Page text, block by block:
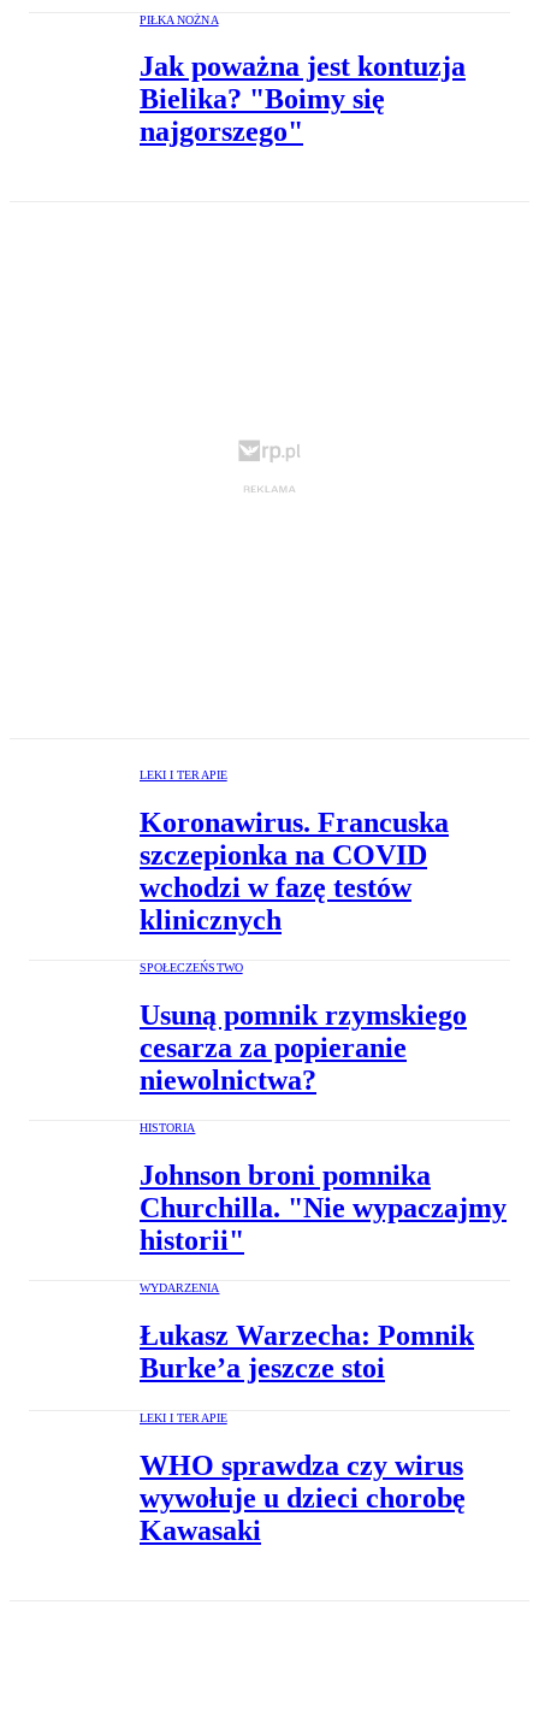
PIŁKA NOŻNA
Jak poważna jest kontuzja
Bielika? "Boimy się
najgorszego"
LEKI I TERAPIE
Koronawirus. Francuska
szczepionka na COVID
wchodzi w fazę testów
klinicznych
SPOŁECZEŃSTWO
Usuną pomnik rzymskiego
cesarza za popieranie
niewolnictwa?
HISTORIA
Johnson broni pomnika
Churchilla. "Nie wypaczajmy
historii"
WYDARZENIA
Łukasz Warzecha: Pomnik
Burke’a jeszcze stoi
LEKI I TERAPIE
WHO sprawdza czy wirus
wywołuje u dzieci chorobę
Kawasaki